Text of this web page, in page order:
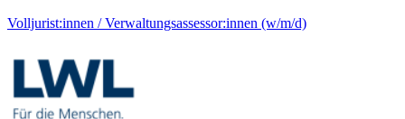
Volljurist:innen / Verwaltungsassessor:innen (w/m/d)